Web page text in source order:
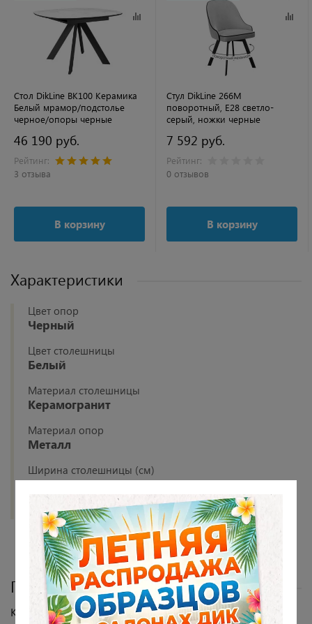
Стол DikLine BK100 Керамика
Белый мрамор/подстолье
черное/опоры черные
46 190 руб.
Рейтинг:
3 отзыва
В корзину
Стул DikLine 266M
поворотный, E28 светло-
серый, ножки черные
7 592 руб.
Рейтинг:
0 отзывов
В корзину
Характеристики
Цвет опор
Черный
Цвет столешницы
Белый
Материал столешницы
Керамогранит
Материал опор
Металл
Ширина столешницы (см)
90
Показать все
Подробное описание
Комплект состоит из стола и 4 стульев.